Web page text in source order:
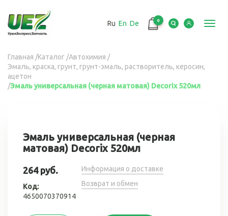
основному
содержанию
Ru En De 0
Вы
здесь
Главная /Каталог /Автохимия /
Эмаль, краска, грунт, грунт-эмаль, растворитель, керосин,
ацетон
/Эмаль универсальная (черная матовая) Decorix 520мл
Эмаль универсальная (черная
матовая) Decorix 520мл
264 руб.
Код:
4650070370914
Информация о доставке
Возврат и обмен